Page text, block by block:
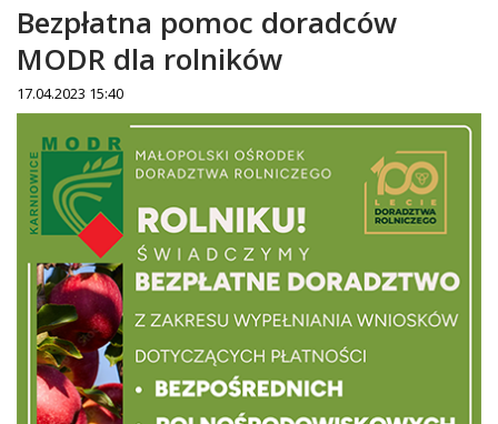
Bezpłatna pomoc doradców
MODR dla rolników
17.04.2023 15:40